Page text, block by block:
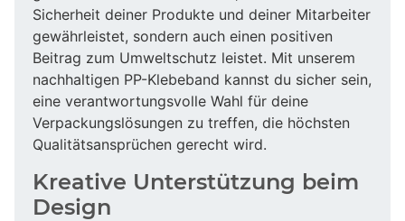
Sicherheit deiner Produkte und deiner Mitarbeiter
gewährleistet, sondern auch einen positiven
Beitrag zum Umweltschutz leistet. Mit unserem
nachhaltigen PP-Klebeband kannst du sicher sein,
eine verantwortungsvolle Wahl für deine
Verpackungslösungen zu treffen, die höchsten
Qualitätsansprüchen gerecht wird.
Kreative Unterstützung beim
Design